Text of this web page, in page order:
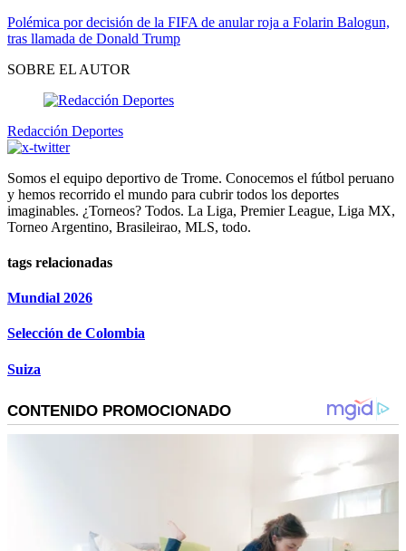
Polémica por decisión de la FIFA de anular roja a Folarin Balogun,
tras llamada de Donald Trump
SOBRE EL AUTOR
Redacción Deportes
Somos el equipo deportivo de Trome. Conocemos el fútbol peruano
y hemos recorrido el mundo para cubrir todos los deportes
imaginables. ¿Torneos? Todos. La Liga, Premier League, Liga MX,
Torneo Argentino, Brasileirao, MLS, todo.
tags relacionadas
Mundial 2026
Selección de Colombia
Suiza